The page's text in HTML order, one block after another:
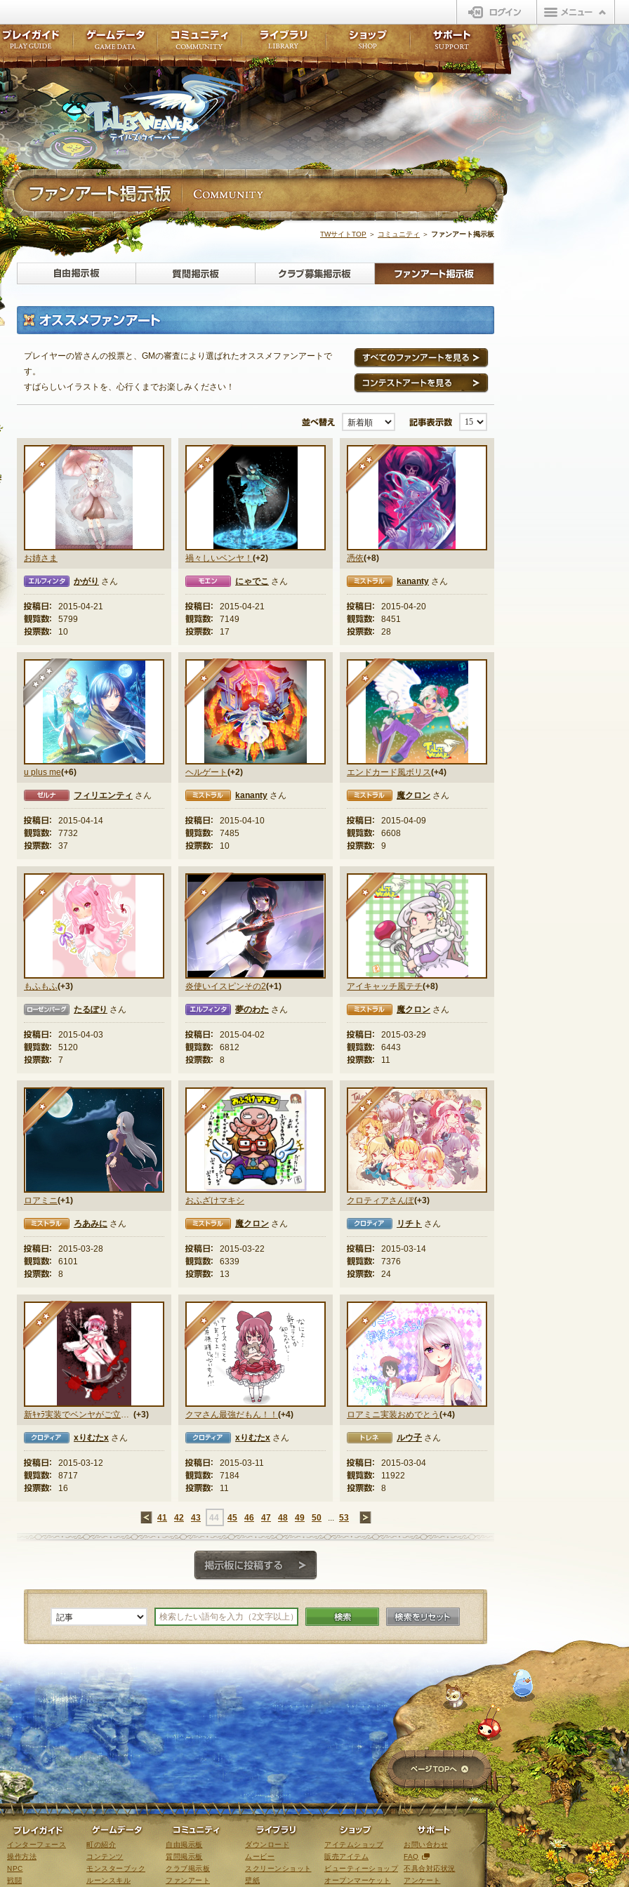
ログイン
テイルズウィーバー
公式サイトにログイン
外部サービスIDでログイン
自由掲示板
ファンアート掲示板
コミュニティポイント
NEXON ID登録
ゲームダウンロード
NEXONポイントチャージ
定期メンテナンス
毎週水曜日 10:30～14:00
※メンテナンス中はゲームをプレイできません。
TWサイトTOP ＞ コミュニティ ＞ ファンアート掲示板
自由掲示板> 質問掲示板 クラブ募集掲示板
プレイヤーの皆さんの投票と、GMの審査により選ばれたオススメファンアートで
す。
すばらしいイラストを、心行くまでお楽しみください！
並び替え 記事表示数
お姉さま
★
かがり さん
投稿日：
2015-04-21
観覧数：
5799
投票数：
10
禍々しいベンヤ！ (+2)
にゃでこ さん
投稿日：
2015-04-21
観覧数：
7149
投票数：
17
憑依(+8)
★★
kananty さん
投稿日：
2015-04-20
観覧数：
8451
投票数：
28
u plus me(+6)
フィリエンティ さん
投稿日：
2015-04-14
観覧数：
7732
投票数：
37
ヘルゲート (+2)
★
ミストラル kananty さん
投稿日：
2015-04-10
観覧数：
7485
投票数：
10
エンドカード風ボリス(+4)
★
魔クロン さん
投稿日：
2015-04-09
観覧数：
6608
投票数：
9
もふもふ(+3)
★
たるぽり さん
投稿日：
2015-04-03
観覧数：
5120
投票数：
7
炎使いイスピンその2(+1)
★
夢のわた さん
投稿日：
2015-04-02
観覧数：
6812
投票数：
8
アイキャッチ風テチ(+8)
★
魔クロン さん
投稿日：
2015-03-29
観覧数：
6443
投票数：
11
ロアミニ(+1)
★
ろあみに さん
投稿日：
2015-03-28
観覧数：
6101
投票数：
8
おふざけマキシ
★
魔クロン さん
投稿日：
2015-03-22
観覧数：
6339
投票数：
13
クロティアさんぽ(+3)
★★
リチト さん
投稿日：
2015-03-14
観覧数：
7376
投票数：
24
新ｷｬﾗ実装でベンヤがご立腹のようです。 (+3)
★★
xりむたx さん
投稿日：
2015-03-12
観覧数：
8717
投票数：
16
クマさん最強だもん！！ (+4)
xりむたx さん
投稿日：
2015-03-11
観覧数：
7184
投票数：
11
ロアミニ実装おめでとう (+4)
★
ルウ子 さん
投稿日：
2015-03-04
観覧数：
11922
投票数：
8
←
41 42 43 44 45 46 47 48 49 50 ... 53
検索 検索をリセット
ゲーム紹介
ここだけは知っておこうプレイガイド
ワープポイント
ゲームデータ
ルーンスキル
コミュニティ
コミュニティポイントライブラリ
LINEスタンプ
ショップ
販売アイテム
ビューティーショップ
オープンマーケットサポート
不具合対応状況
アンケート
ページTOPへ
ゲーム紹介 プレイガイド
インターフェース
操作方法
NPC
戦闘
ゲームデータ
町の紹介
コンテンツ
モンスターブック
ルーンスキル
コミュニティ
自由掲示板
質問掲示板
クラブ掲示板
ファンアート
ライブラリ
ダウンロード
ムービー
スクリーンショット
壁紙
ショップ
アイテムショップ
販売アイテム
ビューティーショップ
オープンマーケット
サポート
お問い合わせ
FAQ
不具合対応状況
アンケート